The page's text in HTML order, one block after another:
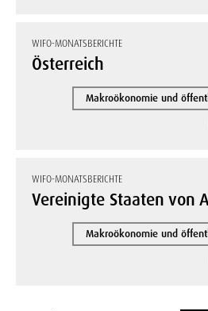
WIFO-MONATSBERICHTE
Österreich
Makroökonomie und
WIFO-MONATSBERICHTE
Vereinigte Staaten von
Makroökonomie und